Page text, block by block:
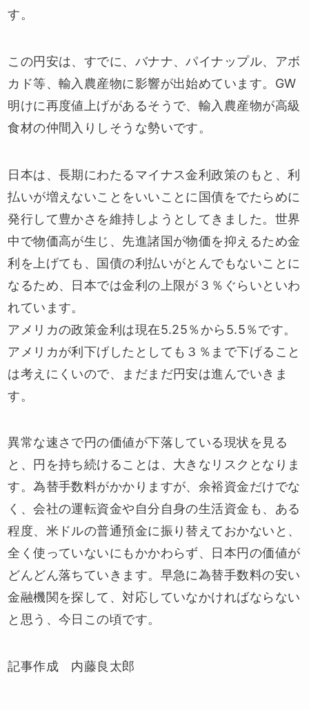
す。
この円安は、すでに、バナナ、パイナップル、アボ
カド等、輸入農産物に影響が出始めています。GW
明けに再度値上げがあるそうで、輸入農産物が高級
食材の仲間入りしそうな勢いです。
日本は、長期にわたるマイナス金利政策のもと、利
払いが増えないことをいいことに国債をでたらめに
発行して豊かさを維持しようとしてきました。世界
中で物価高が生じ、先進諸国が物価を抑えるため金
利を上げても、国債の利払いがとんでもないことに
なるため、日本では金利の上限が３％ぐらいといわ
れています。
アメリカの政策金利は現在5.25％から5.5％です。
アメリカが利下げしたとしても３％まで下げること
は考えにくいので、まだまだ円安は進んでいきま
す。
異常な速さで円の価値が下落している現状を見る
と、円を持ち続けることは、大きなリスクとなりま
す。為替手数料がかかりますが、余裕資金だけでな
く、会社の運転資金や自分自身の生活資金も、ある
程度、米ドルの普通預金に振り替えておかないと、
全く使っていないにもかかわらず、日本円の価値が
どんどん落ちていきます。早急に為替手数料の安い
金融機関を探して、対応していなかければならない
と思う、今日この頃です。
記事作成 内藤良太郎